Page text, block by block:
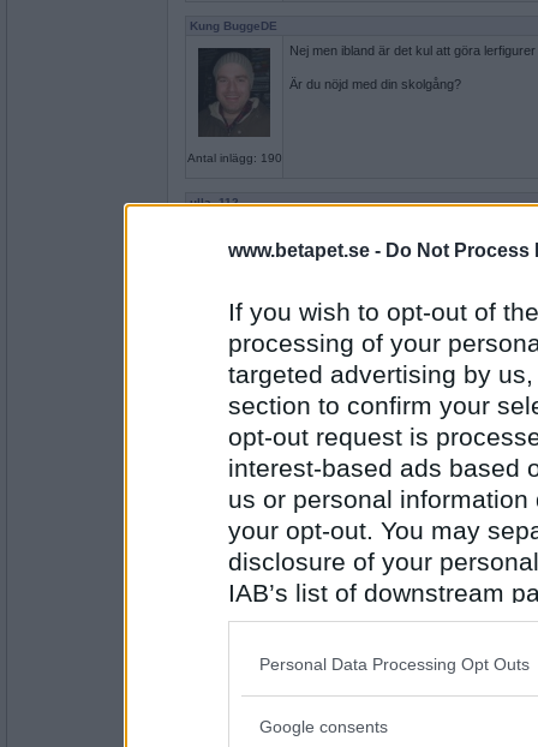
www.betapet.se - Do Not Process
If you wish to opt-out of
processing of your
targeted advertising by
section to confirm your
opt-out request is
interest-based ads based
us or personal
your opt-out. You may
disclosure of your
IAB’s list of downstream
also be disclosed by us
Downstream Participants
Please note that this
Personal Data Processing Opt Outs
Google consents
Kung BuggeDE
Antal inlägg: 190
Nej men ibland är det kul att göra lerfigurer
Är du nöjd med din skolgång?
ulla_112
Antal inlägg: 201
Är du en rolig person?
EbbaGreen
Antal inlägg:
1986
Nej, men det får man väl hoppas.
Har du skrattat så att du gråtit någon
Gitarrmagnus
Nej men vem har inte gjort det